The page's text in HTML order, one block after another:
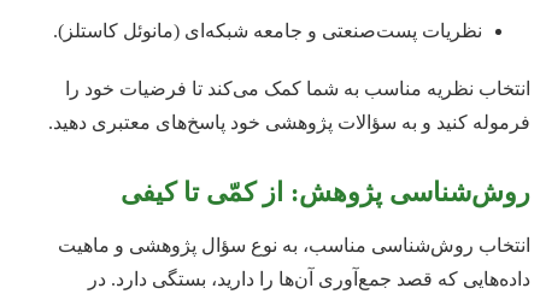
نظریات پست‌صنعتی و جامعه شبکه‌ای (مانوئل کاستلز).
انتخاب نظریه مناسب به شما کمک می‌کند تا فرضیات خود را
فرموله کنید و به سؤالات پژوهشی خود پاسخ‌های معتبری دهید.
روش‌شناسی پژوهش: از کمّی تا کیفی
انتخاب روش‌شناسی مناسب، به نوع سؤال پژوهشی و ماهیت
داده‌هایی که قصد جمع‌آوری آن‌ها را دارید، بستگی دارد. در